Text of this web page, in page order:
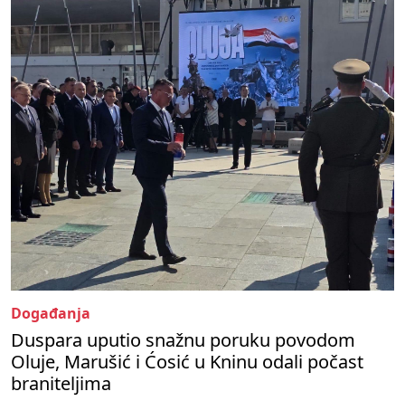
Događanja
Duspara uputio snažnu poruku povodom
Oluje, Marušić i Ćosić u Kninu odali počast
braniteljima